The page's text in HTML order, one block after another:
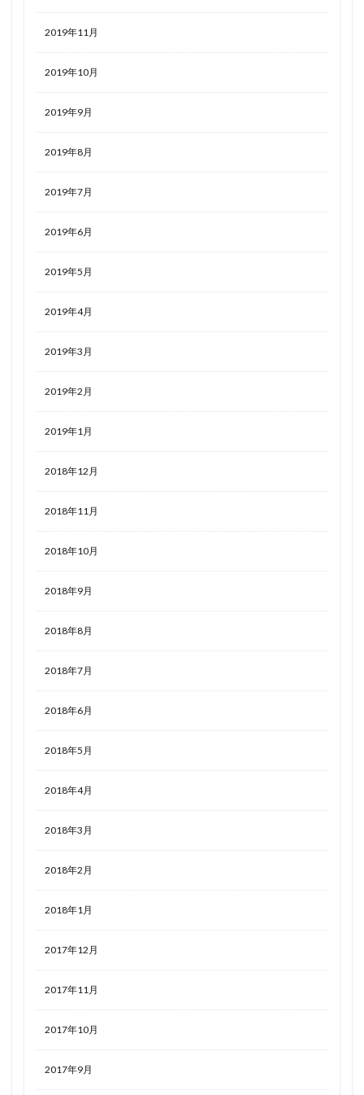
2019年11月
2019年10月
2019年9月
2019年8月
2019年7月
2019年6月
2019年5月
2019年4月
2019年3月
2019年2月
2019年1月
2018年12月
2018年11月
2018年10月
2018年9月
2018年8月
2018年7月
2018年6月
2018年5月
2018年4月
2018年3月
2018年2月
2018年1月
2017年12月
2017年11月
2017年10月
2017年9月